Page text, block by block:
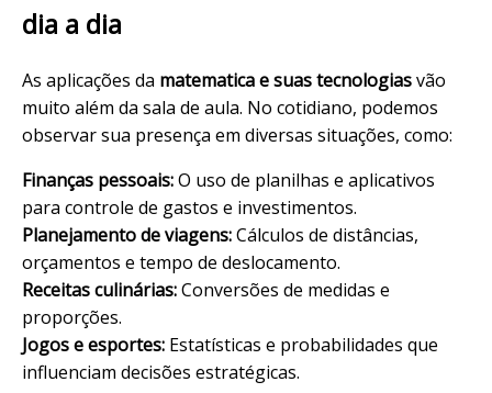
dia a dia
As aplicações da matematica e suas tecnologiasvão
muito além da sala de aula. No cotidiano, podemos
observar sua presença em diversas situações, como:
Finanças pessoais:O uso de planilhas e aplicativos
para controle de gastos e investimentos.
Planejamento de viagens:Cálculos de distâncias,
orçamentos e tempo de deslocamento.
Receitas culinárias:Conversões de medidas e
proporções.
Jogos e esportes: Estatísticas e probabilidades que
influenciam decisões estratégicas.